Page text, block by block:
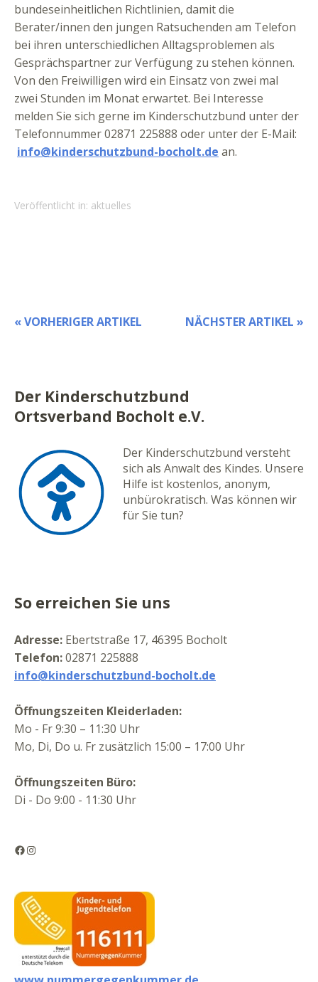
bundeseinheitlichen Richtlinien, damit die
Berater/innen den jungen Ratsuchenden am Telefon
bei ihren unterschiedlichen Alltagsproblemen als
Gesprächspartner zur Verfügung zu stehen können.
Von den Freiwilligen wird ein Einsatz von zwei mal
zwei Stunden im Monat erwartet. Bei Interesse
melden Sie sich gerne im Kinderschutzbund unter der
Telefonnummer 02871 225888 oder unter der E-Mail:
info@kinderschutzbund-bocholt.de an.
Veröffentlicht in: aktuelles
NÄCHSTER ARTIKEL »
« VORHERIGER ARTIKEL
Der Kinderschutzbund
Ortsverband Bocholt e.V.
Der Kinderschutzbund versteht
sich als Anwalt des Kindes. Unsere
Hilfe ist kostenlos, anonym,
unbürokratisch. Was können wir
für Sie tun?
So erreichen Sie uns
Adresse: Ebertstraße 17, 46395 Bocholt
Telefon:02871 225888
info@kinderschutzbund-bocholt.de
Öffnungszeiten Kleiderladen:
Mo - Fr 9:30 – 11:30 Uhr
Mo, Di, Do u. Fr zusätzlich 15:00 – 17:00 Uhr
Öffnungszeiten Büro:
Di - Do 9:00 - 11:30 Uhr
Facebook
Instagram